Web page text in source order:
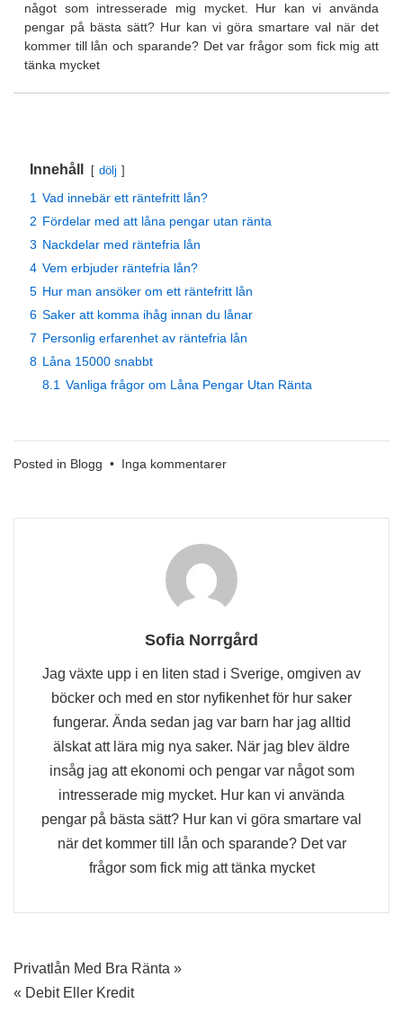
något som intresserade mig mycket. Hur kan vi använda
pengar på bästa sätt? Hur kan vi göra smartare val när det
kommer till lån och sparande? Det var frågor som fick mig att
tänka mycket
Innehåll dölj
1 Vad innebär ett räntefritt lån?
2 Fördelar med att låna pengar utan ränta
3 Nackdelar med räntefria lån
4 Vem erbjuder räntefria lån?
5 Hur man ansöker om ett räntefritt lån
6 Saker att komma ihåg innan du lånar
7 Personlig erfarenhet av räntefria lån
8 Låna 15000 snabbt
8.1 Vanliga frågor om Låna Pengar Utan Ränta
Posted in Blogg • Inga kommentarertill
Sofia Norrgård
Jag växte upp i en liten stad i Sverige, omgiven av
böcker och med en stor nyfikenhet för hur saker
fungerar. Ända sedan jag var barn har jag alltid
älskat att lära mig nya saker. När jag blev äldre
insåg jag att ekonomi och pengar var något som
intresserade mig mycket. Hur kan vi använda
pengar på bästa sätt? Hur kan vi göra smartare val
när det kommer till lån och sparande? Det var
frågor som fick mig att tänka mycket
Inläggsnavigering
Privatlån Med Bra Ränta »
« Debit Eller Kredit